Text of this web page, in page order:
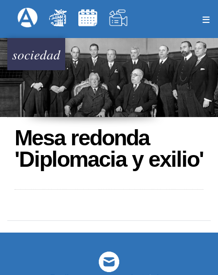
al
Menú Superior
sociedad
Mesa redonda
'Diplomacia y exilio'